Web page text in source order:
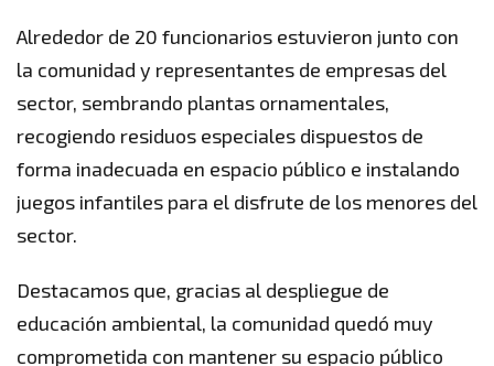
Alrededor de 20 funcionarios estuvieron junto con
la comunidad y representantes de empresas del
sector, sembrando plantas ornamentales,
recogiendo residuos especiales dispuestos de
forma inadecuada en espacio público e instalando
juegos infantiles para el disfrute de los menores del
sector.
Destacamos que, gracias al despliegue de
educación ambiental, la comunidad quedó muy
comprometida con mantener su espacio público